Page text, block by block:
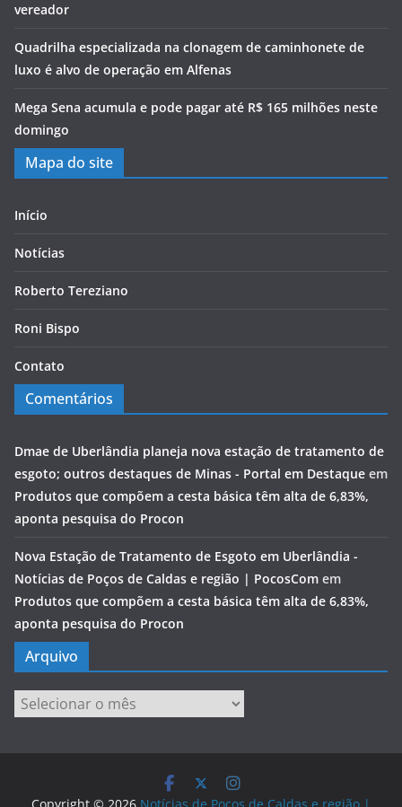
vereador
Quadrilha especializada na clonagem de caminhonete de
luxo é alvo de operação em Alfenas
Mega Sena acumula e pode pagar até R$ 165 milhões neste
domingo
Mapa do site
Início
Notícias
Roberto Tereziano
Roni Bispo
Contato
Comentários
Dmae de Uberlândia planeja nova estação de tratamento de
esgoto; outros destaques de Minas - Portal em Destaque em
Produtos que compõem a cesta básica têm alta de 6,83%,
aponta pesquisa do Procon
Nova Estação de Tratamento de Esgoto em Uberlândia -
Notícias de Poços de Caldas e região | PocosCom em
Produtos que compõem a cesta básica têm alta de 6,83%,
aponta pesquisa do Procon
Arquivo
Arquivo